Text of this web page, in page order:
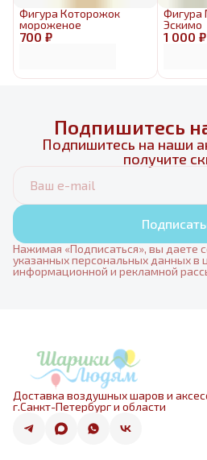
700 ₽
Фигура Которожок
мороженое
1 000 ₽
Фигура
Эскимо
Подпишитесь
Подпишитесь на наши
получите
Нажимая «Подписаться», вы даете
указанных персональных данных в
информационной и рекламной
Доставка воздушных шаров и
г.Санкт-Петербург и области